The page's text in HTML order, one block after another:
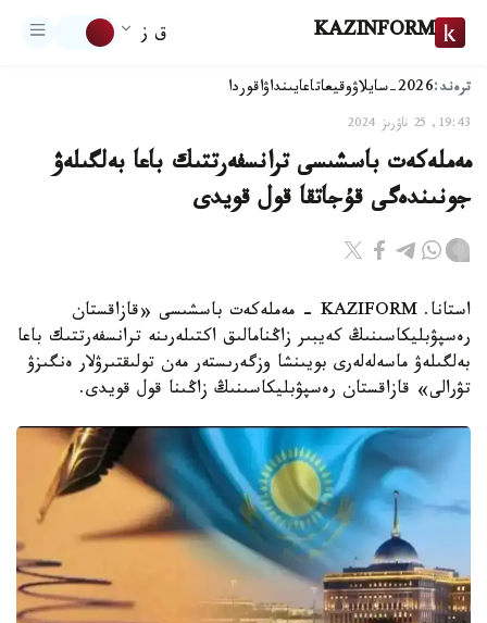
KAZINFORM ق ز
ترەند:2026-سايلاۋ وقيعاتاعايىنداۋاقوردا
19:43, 25 ناۋرىز 2024
مەملەكەت باسشىسى ترانسفەرتتىك باعا بەلگىلەۋ
جونىندەگى قۇجاتقا قول قويدى
استانا. KAZIFORM - مەملەكەت باسشىسى «قازاقستان
رەسپۋبليكاسىنىڭ كەيبىر زاڭنامالىق اكتىلەرىنە ترانسفەرتتىك باعا
بەلگىلەۋ ماسەلەلەرى بويىنشا وزگەرىستەر مەن تولىقتىرۋلار ەنگىزۋ
تۋرالى» قازاقستان رەسپۋبليكاسىنىڭ زاڭىنا قول قويدى.